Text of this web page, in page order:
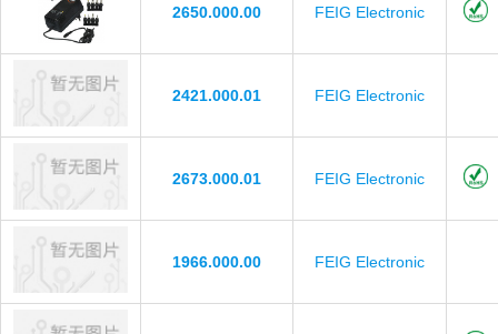
2650.000.00 FEIG Electronic
2421.000.01 FEIG Electronic
2673.000.01 FEIG Electronic
1966.000.00 FEIG Electronic